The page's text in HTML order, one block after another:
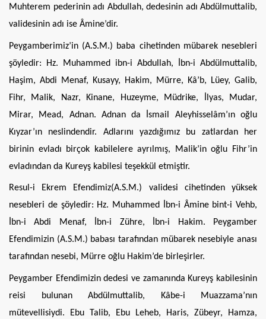
Muhterem pederinin adı Abdullah, dedesinin adı Abdülmuttalib,
validesinin adı ise Âmine’dir.
Peygamberimiz’in (A.S.M.) baba cihetinden mübarek nesebleri
şöyledir: Hz. Muhammed ibn-i Abdullah, İbn-i Abdülmuttalib,
Haşim, Abdi Menaf, Kusayy, Hakim, Mürre, Kâ’b, Lüey, Galib,
Fihr, Malik, Nazr, Kinane, Huzeyme, Müdrike, İlyas, Mudar,
Mirar, Mead, Adnan. Adnan da İsmail Aleyhisselâm’ın oğlu
Kıyzar’ın neslindendir. Adlarını yazdığımız bu zatlardan her
birinin evladı birçok kabilelere ayrılmış, Malik’in oğlu Fihr’in
evladından da Kureyş kabilesi teşekkül etmiştir.
Resul-i Ekrem Efendimiz(A.S.M.) validesi cihetinden yüksek
nesebleri de şöyledir: Hz. Muhammed İbn-i Âmine bint-i Vehb,
İbn-i Abdi Menaf, İbn-i Zühre, İbn-i Hakim. Peygamber
Efendimizin (A.S.M.) babası tarafından mübarek nesebiyle anası
tarafından nesebi, Mürre oğlu Hakim’de birleşirler.
Peygamber Efendimizin dedesi ve zamanında Kureyş kabilesinin
reisi bulunan Abdülmuttalib, Kâbe-i Muazzama’nın
mütevellisiydi. Ebu Talib, Ebu Leheb, Haris, Zübeyr, Hamza,